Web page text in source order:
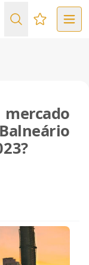
Favoritos